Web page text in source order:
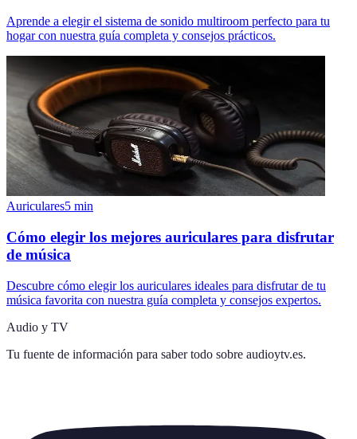
Aprende a elegir el sistema de sonido multiroom perfecto para tu
hogar con nuestra guía completa y consejos prácticos.
Auriculares5 min
Cómo elegir los mejores auriculares para disfrutar
de música
Descubre cómo elegir los auriculares ideales para disfrutar de tu
música favorita con nuestra guía completa y consejos expertos.
Audio y TV
Tu fuente de información para saber todo sobre audioytv.es.